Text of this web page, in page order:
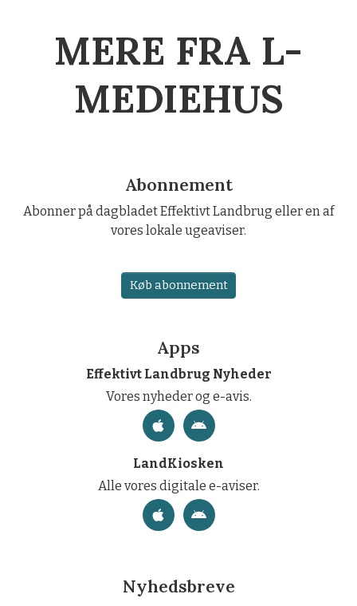
MERE FRA L-
MEDIEHUS
Abonnement
Abonner på dagbladet Effektivt Landbrug eller en af
vores lokale ugeaviser.
Køb abonnement
Apps
Effektivt Landbrug Nyheder
Vores nyheder og e-avis.
LandKiosken
Alle vores digitale e-aviser.
Nyhedsbreve